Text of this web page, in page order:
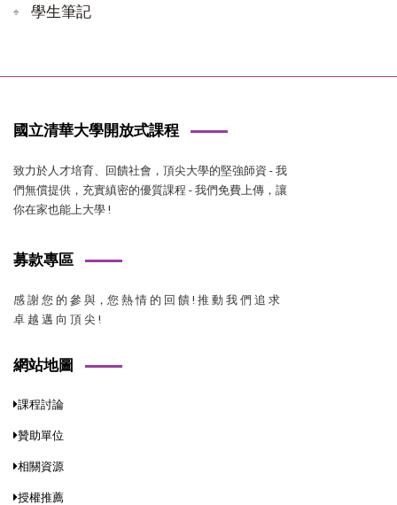
學生筆記
國立清華大學開放式課程
致力於人才培育、回饋社會，頂尖大學的堅強師資 - 我
們無償提供，充實縝密的優質課程 - 我們免費上傳，讓
你在家也能上大學 !
募款專區
感 謝 您 的 參 與，您 熱 情 的 回 饋 ! 推 動 我 們 追 求
卓 越 邁 向 頂 尖 !
網站地圖
課程討論
贊助單位
相關資源
授權推薦